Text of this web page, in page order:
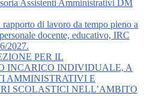
Assistenti Amministrativi DM
di lavoro da tempo pieno a
docente, educativo, IRC
2027.
PER IL
INCARICO INDIVIDUALE, A
AMMINISTRATIVI E
SCOLASTICI NELL’AMBITO